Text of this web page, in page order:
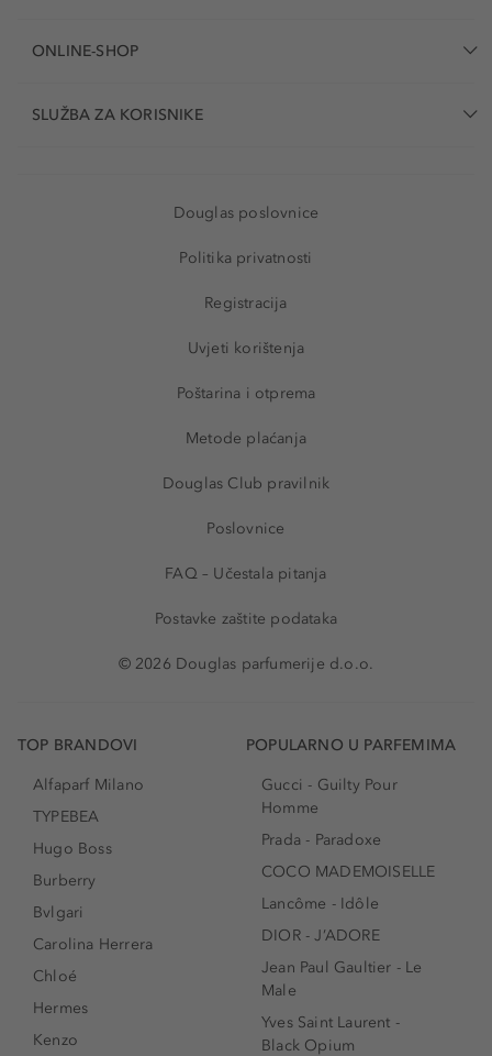
ONLINE-SHOP
SLUŽBA ZA KORISNIKE
Douglas poslovnice
Politika privatnosti
Registracija
Uvjeti korištenja
Poštarina i otprema
Metode plaćanja
Douglas Club pravilnik
Poslovnice
FAQ – Učestala pitanja
Postavke zaštite podataka
© 2026 Douglas parfumerije d.o.o.
TOP BRANDOVI
Alfaparf Milano
TYPEBEA
Hugo Boss
Burberry
Bvlgari
Carolina Herrera
Chloé
Hermes
Kenzo
POPULARNO U PARFEMIMA
Gucci - Guilty Pour
Homme
Prada - Paradoxe
COCO MADEMOISELLE
Lancôme - Idôle
DIOR - J’ADORE
Jean Paul Gaultier - Le
Male
Yves Saint Laurent -
Black Opium